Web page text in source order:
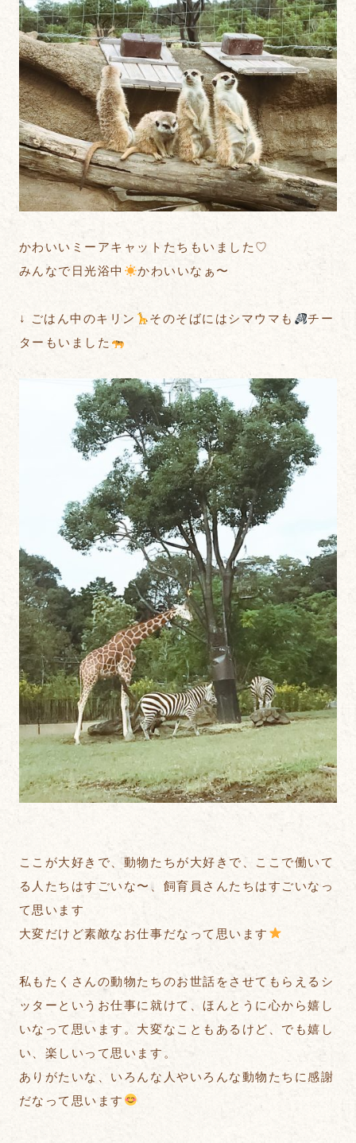
かわいいミーアキャットたちもいました♡
みんなで日光浴中
かわいいなぁ〜
↓ ごはん中のキリン そのそばにはシマウマも
チー
ターもいました
ここが大好きで、動物たちが大好きで、ここで働いて
る人たちはすごいな〜、飼育員さんたちはすごいなっ
て思います
大変だけど素敵なお仕事だなって思います
私もたくさんの動物たちのお世話をさせてもらえるシ
ッターというお仕事に就けて、ほんとうに心から嬉し
いなって思います。大変なこともあるけど、でも嬉し
い、楽しいって思います。
ありがたいな、いろんな人やいろんな動物たちに感謝
だなって思います